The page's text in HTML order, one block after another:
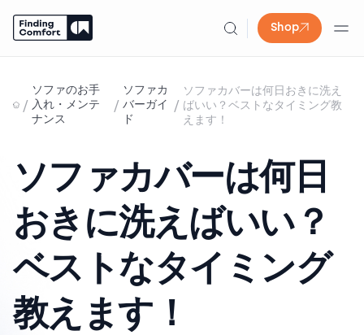
Shop
content
/
ソファのお手
入れ・メンテ
ナンス
/
ソファカ
バーガイ
ド
/
ソファカバーは何日おきに洗え
ばいい？ベストなタイミング教
えます！
ソファカバーは何日
おきに洗えばいい？
ベストなタイミング
教えます！